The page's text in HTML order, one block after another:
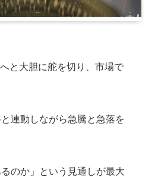
へと大胆に舵を切り、市場で
連動しながら急騰と急落を
のか」という見通しが最大